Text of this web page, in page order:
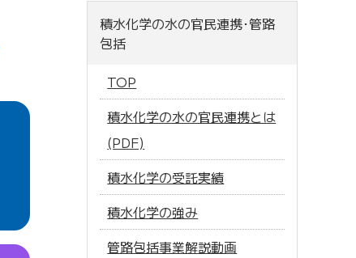
積水化学の水の官民連携･管路
包括
TOP
積水化学の水の官民連携とは
(PDF)
積水化学の受託実績
積水化学の強み
管路包括事業解説動画